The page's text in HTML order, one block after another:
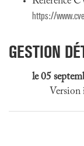
https://
GESTION
le 05